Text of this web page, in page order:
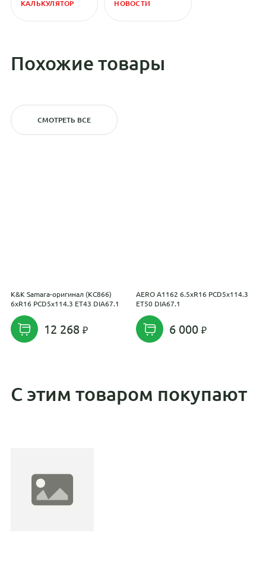
КАЛЬКУЛЯТОР НОВОСТИ
Похожие товары
СМОТРЕТЬ ВСЕ
K&K Samara-оригинал (КС866)
6xR16 PCD5x114.3 ET43 DIA67.1
12 268
AERO A1162 6.5xR16 PCD5x114.3
ET50 DIA67.1
6 000
С этим товаром покупают